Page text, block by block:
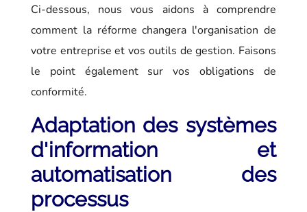
Ci-dessous, nous vous aidons à comprendre
comment la réforme changera l'organisation de
votre entreprise et vos outils de gestion. Faisons
le point également sur vos obligations de
conformité.
Adaptation des systèmes
d'information et
automatisation des
processus